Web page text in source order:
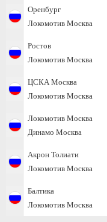
Оренбург
Локомотив Москва
Ростов
Локомотив Москва
ЦСКА Москва
Локомотив Москва
Локомотив Москва
Динамо Москва
Акрон Толиати
Локомотив Москва
Балтика
Локомотив Москва